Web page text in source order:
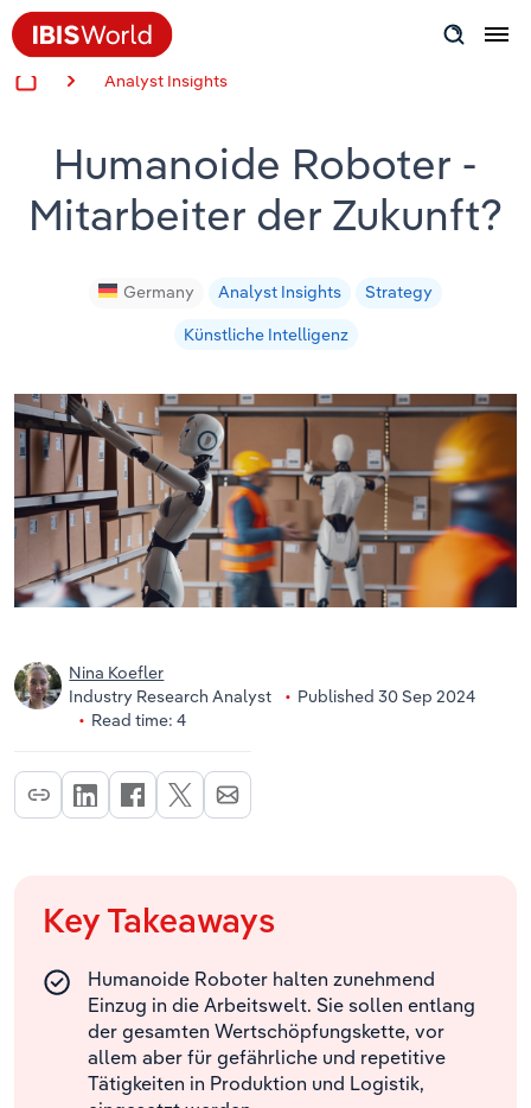
Analyst Insights
Humanoide Roboter -
Mitarbeiter der Zukunft?
Germany Analyst Insights
Strategy
Künstliche Intelligenz
Nina Koefler
Industry Research Analyst
Published 30 Sep 2024
Read time: 4
Key Takeaways
Humanoide Roboter halten zunehmend
Einzug in die Arbeitswelt. Sie sollen entlang
der gesamten Wertschöpfungskette, vor
allem aber für gefährliche und repetitive
Tätigkeiten in Produktion und Logistik,
Success Stories
Product Hub
Applying Industry Research
Videos & Special Reports
View all articles